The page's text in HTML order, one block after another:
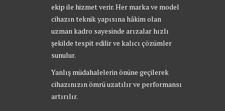
ekip ile hizmet verir. Her marka ve model
cihazın teknik yapısına hâkim olan
uzman kadro sayesinde arızalar hızlı
şekilde tespit edilir ve kalıcı çözümler
sunulur.
Yanlış müdahalelerin önüne geçilerek
cihazınızın ömrü uzatılır ve performansı
artırılır.